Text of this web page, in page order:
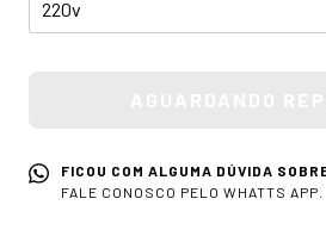
FICOU COM ALGUMA DÚVIDA
FALE CONOSCO PELO WHATTS APP.